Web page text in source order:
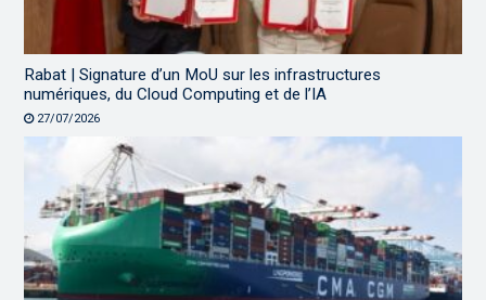
Rabat | Signature d’un MoU sur les infrastructures
numériques, du Cloud Computing et de l’IA
27/07/2026